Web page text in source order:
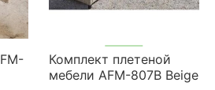
Комплект плетеной
мебели AFM-807B Beige